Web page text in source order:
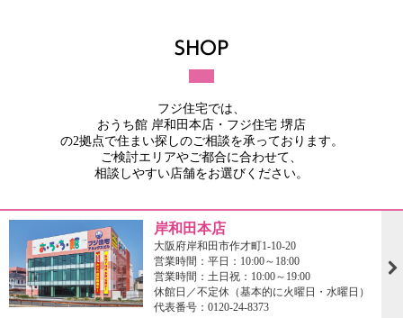
フジ住宅では、
おうち館 岸和田本店・フジ住宅 堺店
の2拠点で住まい探しのご相談を承っております。
ご検討エリアやご都合に合わせて、
相談しやすい店舗をお選びください。
岸和田本店
大阪府岸和田市作才町1-10-20
営業時間：平日：10:00～18:00
営業時間：土日祝：10:00～19:00
休館日／不定休（基本的に火曜日・水曜日）
代表番号：0120-24-8373